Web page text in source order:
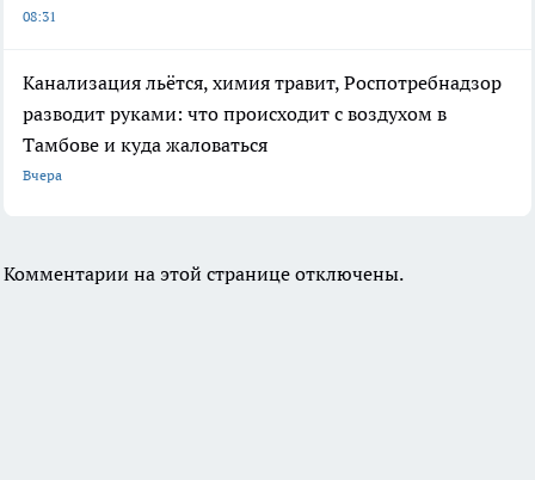
08:31
Канализация льётся, химия травит, Роспотребнадзор
разводит руками: что происходит с воздухом в
Тамбове и куда жаловаться
Вчера
Комментарии на этой странице отключены.